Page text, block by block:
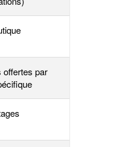
offertes par